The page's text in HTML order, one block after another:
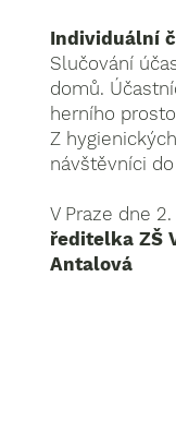
Individuální
Slučování
domů.
herního
Z
návštěvníci
V Praze dne
ředitelka
Antalová